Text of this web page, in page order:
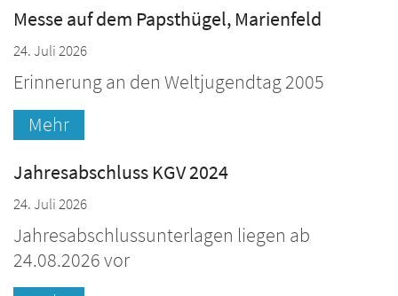
Messe auf dem Papsthügel, Marienfeld
24. Juli 2026
Erinnerung an den Weltjugendtag 2005
Mehr
Jahresabschluss KGV 2024
24. Juli 2026
Jahresabschlussunterlagen liegen ab
24.08.2026 vor